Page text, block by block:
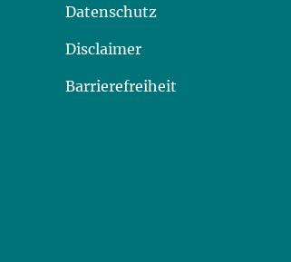
Datenschutz
Disclaimer
Barrierefreiheit